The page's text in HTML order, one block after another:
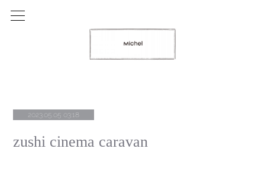
2023.05.05 03:18
zushi cinema caravan